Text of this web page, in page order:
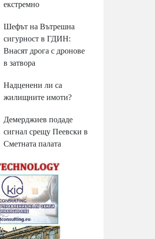
екстремно
Шефът на Вътрешна
сигурност в ГДИН:
Внасят дрога с дронове
в затвора
Надценени ли са
жилищните имоти?
Демерджиев подаде
сигнал срещу Пеевски в
Сметната палата